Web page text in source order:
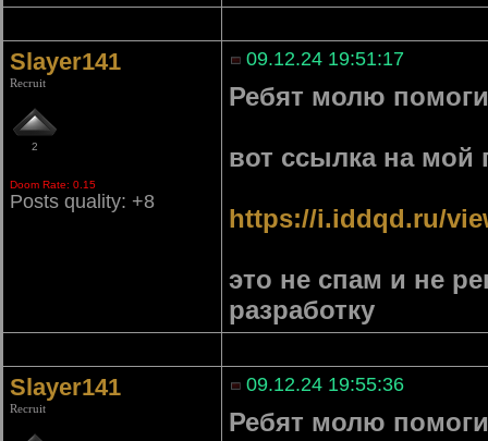
Slayer141
Recruit
2
Doom Rate: 0.15
Posts quality: +8
09.12.24 19:51:17
Ребят молю
вот ссылка на мой
https://i.iddqd.ru/
это не спам и не
разработку
Slayer141
Recruit
09.12.24 19:55:36
Ребят молю